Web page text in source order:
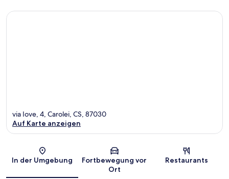
Karte
via Iove, 4, Carolei, CS, 87030
Auf Karte anzeigen
In der Umgebung
Fortbewegung vor
Ort
Restaurants